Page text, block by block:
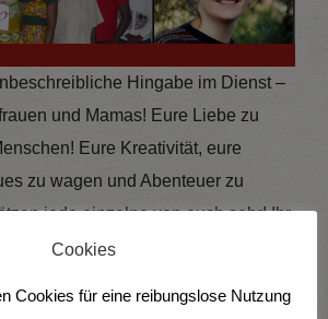
Hingabe im Dienst –
und Mamas! Eure Liebe zu
Eure Kreativität, eure
zu wagen und Abenteuer zu
jede einzelne von euch sehr! Ihr
Cookies
Cookies für eine reibungslose Nutzung